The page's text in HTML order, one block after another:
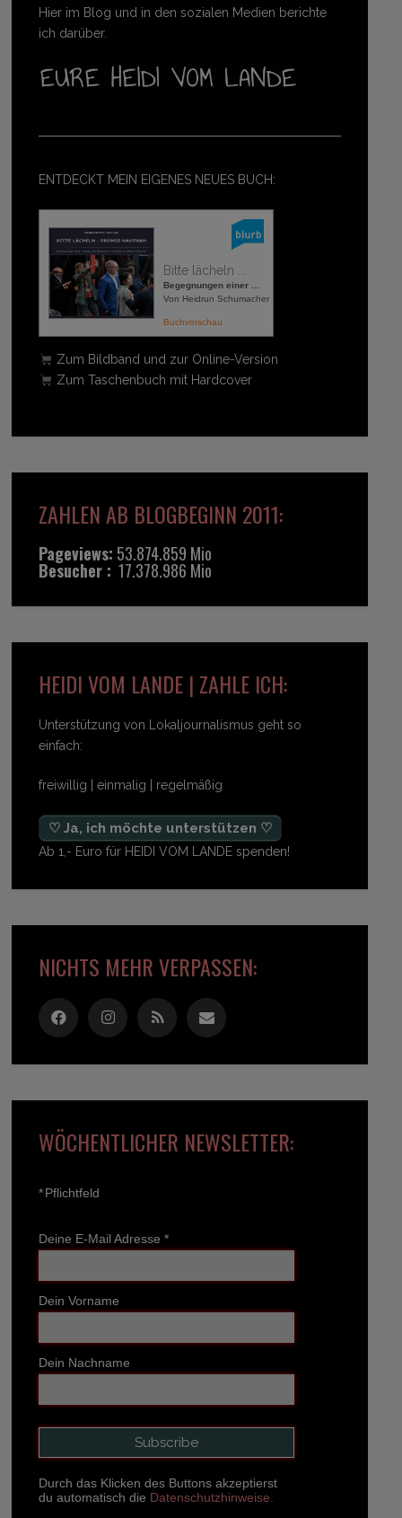
Hier im Blog und in den sozialen Medien berichte
ich darüber.
ENTDECKT MEIN EIGENES NEUES BUCH:
Bitte lächeln ...
Begegnungen einer ...
Von Heidrun Schumacher
Buchvorschau
Zum Bildband und zur Online-Version
Zum Taschenbuch mit Hardcover
ZAHLEN AB BLOGBEGINN 2011:
Pageviews: 53.874.859 Mio
Besucher : 17.378.986 Mio
HEIDI VOM LANDE | ZAHLE ICH:
Unterstützung von Lokaljournalismus geht so
einfach:
freiwillig | einmalig | regelmäßig
♡ Ja, ich möchte unterstützen ♡
Ab 1,- Euro für HEIDI VOM LANDE spenden!
NICHTS MEHR VERPASSEN:
WÖCHENTLICHER NEWSLETTER:
*Pflichtfeld
Deine E-Mail Adresse *
Dein Vorname
Dein Nachname
Durch das Klicken des Buttons akzeptierst
du automatisch die Datenschutzhinweise.